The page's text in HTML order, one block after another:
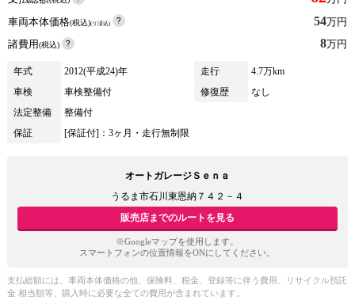
車両本体価格(税込)(リ済込) 54万円
諸費用(税込) 8万円
年式 2012(平成24)年 走行
4.7万km
車検
車検整備付 修復歴
なし
法定整備
整備付
保証
[保証付]：3ヶ月・走行無制限
オートガレージＳｅｎａ
うるま市石川東恩納７４２－４
販売店までのルートを見る
※Googleマップを使用します。
スマートフォンの位置情報をONにしてください。
支払総額には、車両本体価格の他、保険料、税金、登録等に伴う費用、リサイクル預託
金 相当額等、購入時に必要な全ての費用が含まれています。